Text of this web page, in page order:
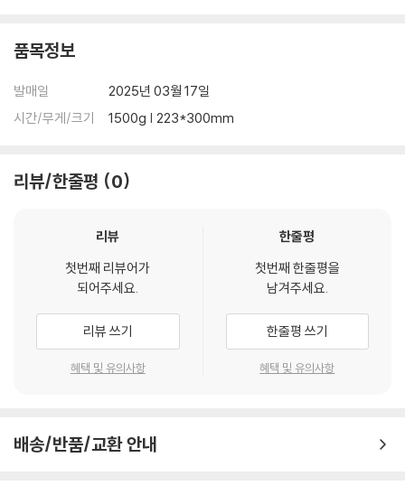
품목정보
발매일
2025년 03월 17일
시간/무게/크기
1500g | 223*300mm
리뷰/한줄평 0
리뷰
첫번째 리뷰어가
되어주세요.
리뷰 쓰기
혜택 및 유의사항
한줄평
첫번째 한줄평을
남겨주세요.
한줄평 쓰기
혜택 및 유의사항
배송/반품/교환 안내